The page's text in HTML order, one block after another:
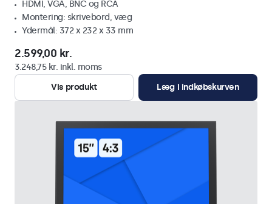
HDMI, VGA, BNC og RCA
Montering: skrivebord, væg
Ydermål: 372 x 232 x 33 mm
2.599,00 kr.
3.248,75 kr. inkl. moms
Vis produkt
Læg i indkøbskurven